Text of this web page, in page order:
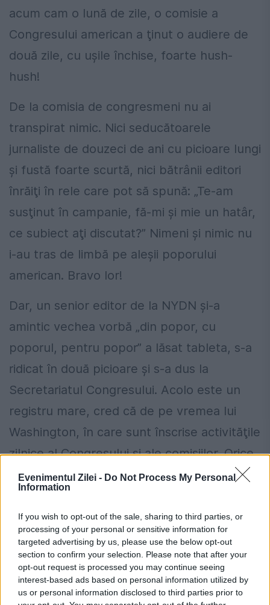
Evenimentul Zilei - Do Not Process My Personal
Information
If you wish to opt-out of the sale, sharing to third parties, or
processing of your personal or sensitive information for
targeted advertising by us, please use the below opt-out
section to confirm your selection. Please note that after your
opt-out request is processed you may continue seeing
interest-based ads based on personal information utilized by
us or personal information disclosed to third parties prior to
acum cam o lună de zile, o comisie a
Congresului american a ţinut o audiere de
două zile, cu uşile închise, foarte hush-
hush!
De la comisia de congresmeni nu ai
transpirat nimic. Nici seducătoarele
jurnaliste de douzeci de ani cu picioare lungi
şi fustă foarte scurtă, nici bătrânii editori
înrăiţi în rele care pot să spună: „Te-am
susţinut în campanie, fă-mi şi mie un hatâr,
ce subiect aţi discutat?” Nimeni şi nimic nu
i-au tras de limbă pe aleşii poporului
american. Bravo lor!
Dar, un senior editor de la NYDN şi-a
amintic vechea vorbă „din popor, cu
poporul, pentru popor” a lăsat tableta, s-a
ridicat în două picioare şi s-a dus la
Secretariatul Congresului. Acolo este un
registru mare, cred că de pe vremea lui
Washington, în care sunt înscrise activităţile
zilnice al Congresului şi ale comisiilor. Orice
cetăţean american poate consulta registrul,
conform Primului Amendament, sigur, dacă
face drumul de la New York la Washington,
DC.
Aşa, bătrânul jurnalist a aflat că, timp de
două zile, comisiile reunite de ştiinţă,